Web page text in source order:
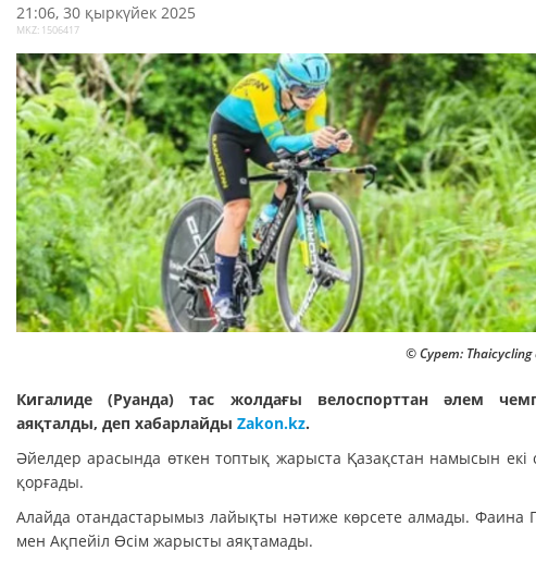
21:06, 30 қыркүйек 2025
MKZ: 1506417
© Сурет: Thaicycling
Кигалиде (Руанда) тас жолдағы велоспорттан әлем
аяқталды, деп хабарлайды Zakon.kz.
Әйелдер арасында өткен топтық жарыста Қазақстан намысын екі
қорғады.
Алайда отандастарымыз лайықты нәтиже көрсете алмады. Фаина
мен Ақпейіл Өсім жарысты аяқтамады.